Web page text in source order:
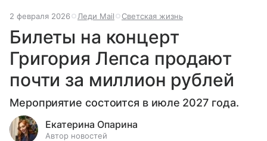
2 февраля 2026 Леди Mail Светская жизнь
Билеты на концерт
Григория Лепса продают
почти за миллион рублей
Мероприятие состоится в июле 2027 года.
Екатерина Опарина
Автор новостей